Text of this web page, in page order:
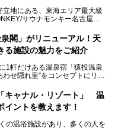
楽しんでくださいね。
地にある、東海エリア最大級
サウナモンキー名古屋」
少ないよね」という声をよく耳
良さにも胸が高鳴ります。
ているパブリックサウナが、女
泉閣」がリニューアル！天
る施設の魅力をご紹介
1軒だけある温泉宿「猿投温泉
せ隠れ里”をコンセプトにリニ
お風呂や、新設・改装された客
作られたお料理……。
キャナル・リゾート」 温
イントを教えます！
の温浴施設があり、多くの人を